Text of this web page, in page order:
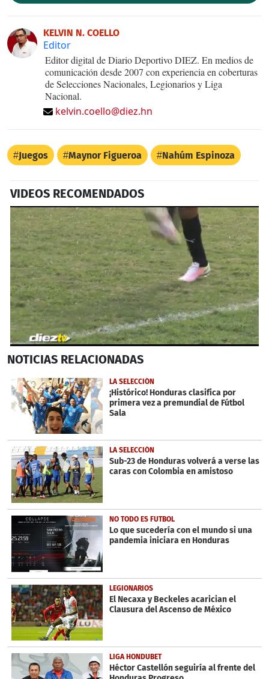
KELVIN N. COELLO
Editor
Editor digital de Diario Deportivo DIEZ. En medios de
comunicación desde 2007 con experiencia en coberturas
de Selecciones Nacionales, Legionarios y Liga
Nacional.
kelvin.coello@diez.hn
Juegos Maynor Figueroa Nahúm Espinoza
VIDEOS RECOMENDADOS
seconds
43
seconds
NOTICIAS RELACIONADAS
LA SELECCIÓN
¡Histórico! Honduras clasifica por
primera vez a premundial de Fútbol
Sala
LA SELECCIÓN
Sub-23 de Honduras volverá a verse las
caras con Colombia en amistoso
NO TODO ES FUTBOL
Lo que sucedería con el mundo si una
pandemia iniciara en Honduras
LEGIONARIOS
El Necaxa y Beckeles acarician el
Clausura del Ascenso de México
LIGA HONDUBET
Héctor Castellón seguiría al frente del